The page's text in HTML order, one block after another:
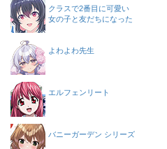
クラスで2番目に可愛い
女の子と友だちになった
よわよわ先生
エルフェンリート
バニーガーデン シリーズ